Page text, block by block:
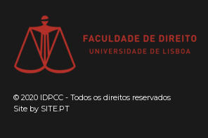
© 2020 IDPCC - Todos os direitos reservados
Site by SITE.PT